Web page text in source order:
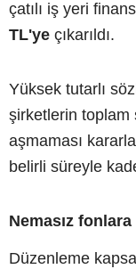
çatılı iş yeri
TL'ye çıkarıldı.
Yüksek tutarlı
şirketlerin toplam
aşmaması
belirli süreyle
Nemasız
Düzenleme